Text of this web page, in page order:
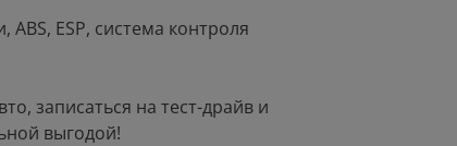
ESP, система контроля
записаться на тест-драйв и
выгодой!